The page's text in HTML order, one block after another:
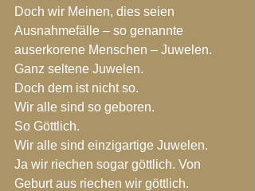
Doch wir Meinen, dies seien
Ausnahmefälle – so genannte
auserkorene Menschen – Juwelen.
Ganz seltene Juwelen.
Doch dem ist nicht so.
Wir alle sind so geboren.
So Göttlich.
Wir alle sind einzigartige Juwelen.
Ja wir riechen sogar göttlich. Von
Geburt aus riechen wir göttlich.